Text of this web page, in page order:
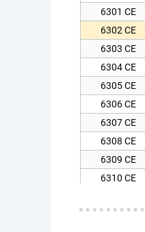
6301 CE
6302 CE
6303 CE
6304 CE
6305 CE
6306 CE
6307 CE
6308 CE
6309 CE
6310 CE
6312 CE